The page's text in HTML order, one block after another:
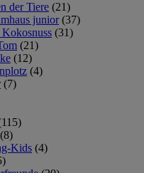
der Tiere (21)
junior (37)
(31)
(21)
(12)
(4)
(7)
(8)
Kids (4)